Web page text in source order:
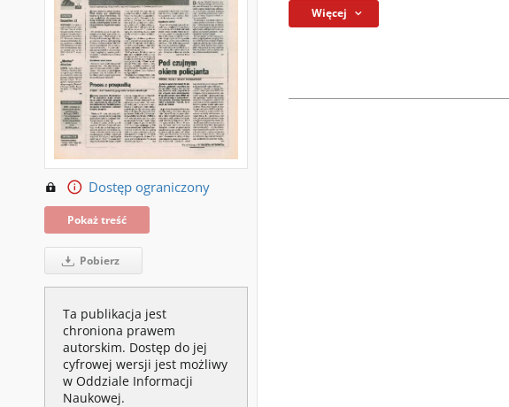
Dostęp ograniczony
Pokaż treść
Pobierz
Ta publikacja jest
chroniona prawem
autorskim. Dostęp do jej
cyfrowej wersji jest możliwy
w Oddziale Informacji
Naukowej.
Więcej